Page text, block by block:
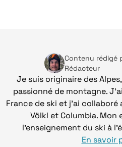
Contenu rédigé
Rédacteur
Je suis originaire des
passionné de montagne.
France de ski et j'ai collaboré
Völkl et Columbia. Mon
l'enseignement du ski à
En savoir